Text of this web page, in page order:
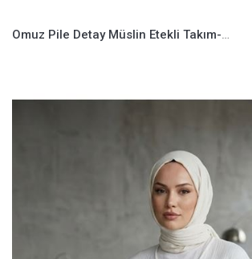
Omuz Pile Detay Müslin Etekli Takım-Siyah